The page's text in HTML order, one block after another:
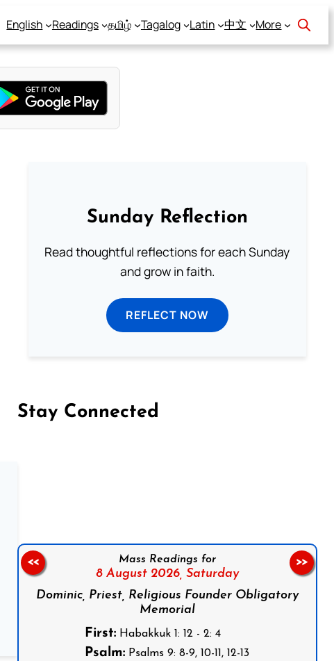
English Readings தமிழ் Tagalog Latin 中文 More
Sunday Reflection
Read thoughtful reflections for each Sunday
and grow in faith.
REFLECT NOW
Stay Connected
Mass Readings for
8 August 2026, Saturday
Dominic, Priest, Religious Founder Obligatory
Memorial
First: Habakkuk 1: 12 - 2: 4
Psalm: Psalms 9: 8-9, 10-11, 12-13
<< >>